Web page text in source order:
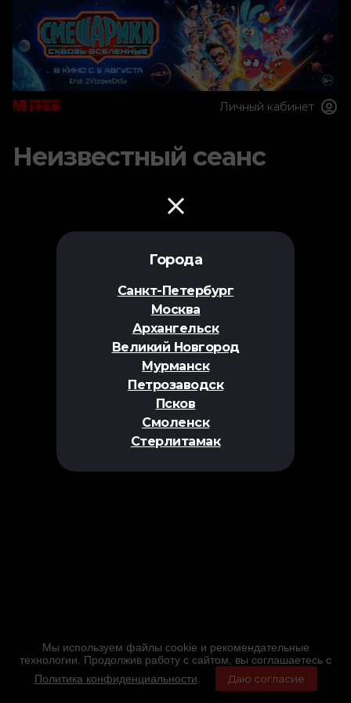
Города
Санкт-Петербург
Москва
Архангельск
Великий Новгород
Мурманск
Петрозаводск
Псков
Смоленск
Стерлитамак
Личный кабинет
Неизвестный сеанс
Мы используем файлы cookie и рекомендательные
технологии. Продолжив работу с сайтом, вы соглашаетесь с
Политика конфиденциальности
Даю согласие